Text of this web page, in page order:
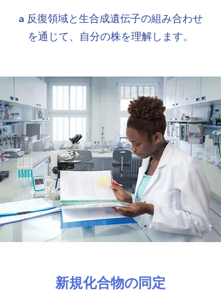
a 反復領域と生合成遺伝子の組み合わせ
を通じて、自分の株を理解します。
新規化合物の同定